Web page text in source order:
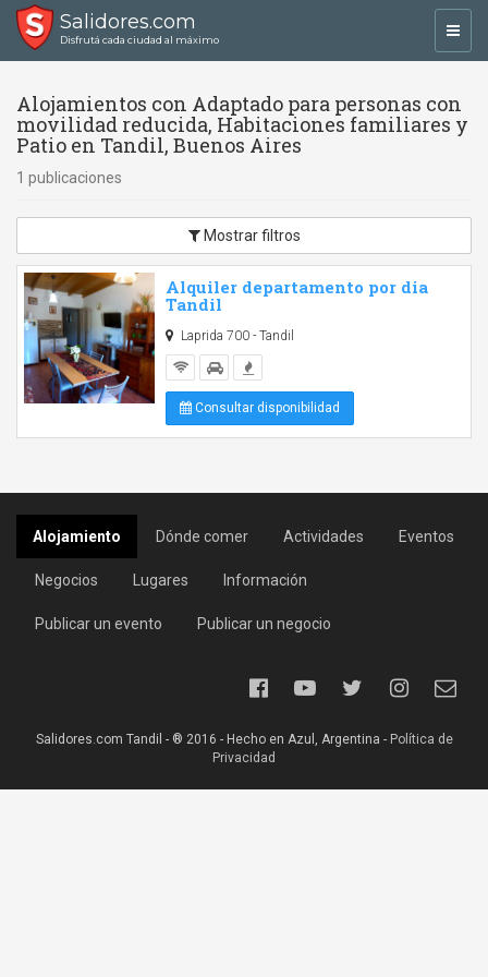
Salidores.com
Disfrutá cada ciudad al máximo
Alojamientos con Adaptado para personas con
movilidad reducida, Habitaciones familiares y
Patio en Tandil, Buenos Aires
1 publicaciones
Mostrar filtros
Alquiler departamento por dia
Tandil
Laprida 700 - Tandil
Consultar disponibilidad
Alojamiento Dónde comer Actividades Eventos
Negocios Lugares Información
Publicar un evento Publicar un negocio
Salidores.com Tandil - ® 2016 - Hecho en Azul, Argentina - Política de
Privacidad